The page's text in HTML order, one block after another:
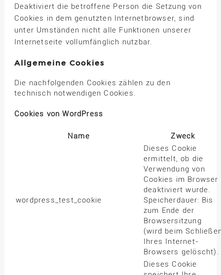
Deaktiviert die betroffene Person die Setzung von
Cookies in dem genutzten Internetbrowser, sind
unter Umständen nicht alle Funktionen unserer
Internetseite vollumfänglich nutzbar.
Allgemeine Cookies
Die nachfolgenden Cookies zählen zu den
technisch notwendigen Cookies.
Cookies von WordPress
Name Zweck
wordpress_test_cookie
Dieses Cookie
ermittelt, ob die
Verwendung von
Cookies im Browser
deaktiviert wurde.
Speicherdauer: Bis
zum Ende der
Browsersitzung
(wird beim
Ihres Internet-
Browsers gelöscht).
Dieses Cookie